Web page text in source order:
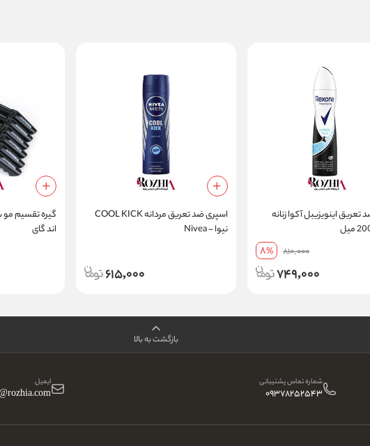
تعریق اینویزیبل آکوا زنانه
810,000
8%
749,000
اسپری ضد تعریق مردانه COOL KICK
نیوا - Nivea
615,000
اند گای
بازگشت به بالا
شماره تماس پشتیبانی
09378252543
ایمیل